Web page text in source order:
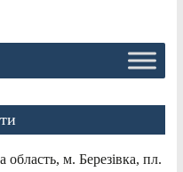
область, м. Березівка, пл.